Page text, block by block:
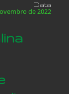
Data
de 2022